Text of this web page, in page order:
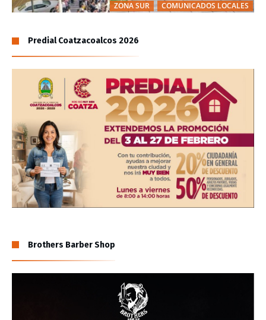
ZONA SUR COMUNICADOS LOCALES
Predial Coatzacoalcos 2026
Brothers Barber Shop